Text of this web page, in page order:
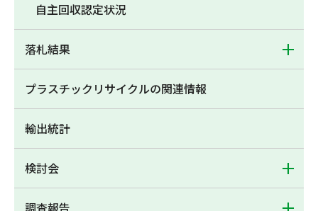
自主回収認定状況
落札結果
プラスチックリサイクルの関連情報
輸出統計
検討会
調査報告